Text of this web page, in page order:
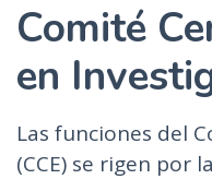
Comité
en
Las funciones del
(CCE) se rigen por